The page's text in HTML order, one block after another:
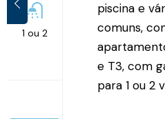
1 ou 2
piscina e
comuns,
e T3, com
para 1 ou 2